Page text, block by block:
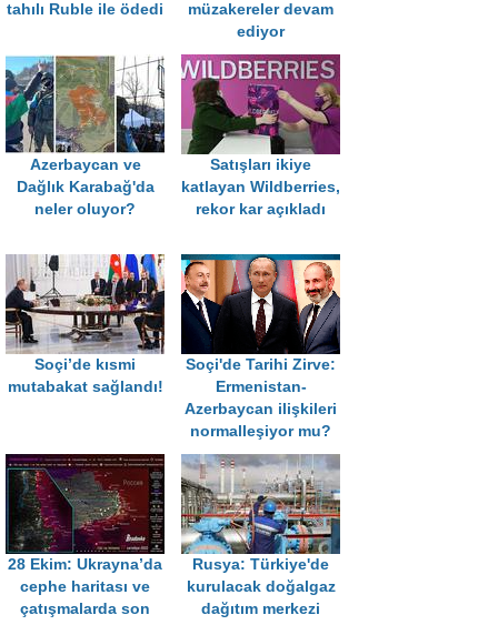
tahılı Ruble ile ödedi
müzakereler devam
ediyor
Azerbaycan ve
Dağlık Karabağ'da
neler oluyor?
Satışları ikiye
katlayan Wildberries,
rekor kar açıkladı
Soçi’de kısmi
mutabakat sağlandı!
Soçi'de Tarihi Zirve:
Ermenistan-
Azerbaycan ilişkileri
normalleşiyor mu?
28 Ekim: Ukrayna’da
cephe haritası ve
çatışmalarda son
Rusya: Türkiye'de
kurulacak doğalgaz
dağıtım merkezi